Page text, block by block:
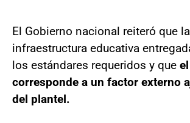
El Gobierno nacional reiteró que la
infraestructura educativa
los estándares requeridos y que
corresponde a un factor externo
del plantel.